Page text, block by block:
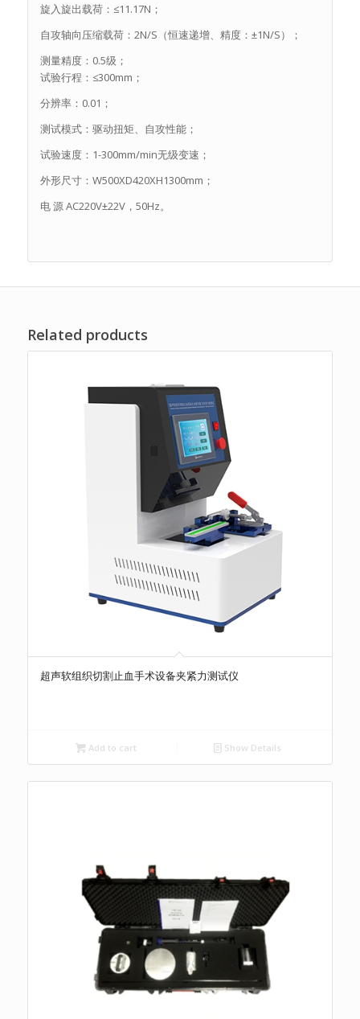
旋入旋出载荷：≤11.17N；
自攻轴向压缩载荷：2N/S（恒速递增、精度：±1N/S）；
测量精度：0.5级；
试验行程：≤300mm；
分辨率：0.01；
测试模式：驱动扭矩、自攻性能；
试验速度：1-300mm/min无级变速；
外形尺寸：W500XD420XH1300mm；
电 源 AC220V±22V，50Hz。
Related products
超声软组织切割止血手术设备夹紧力测试仪
Add to cart Show Details